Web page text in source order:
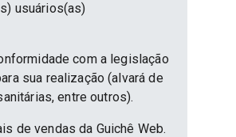
usuários(as)
com a legislação
sua realização (alvará de
entre outros).
de vendas da Guichê Web.